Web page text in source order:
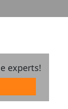
experts!